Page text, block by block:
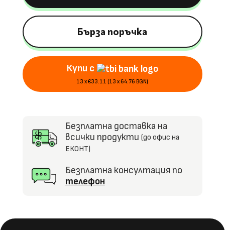
Formula
Aston
Martin,
24V5Ah,
160W,
4х4,
EVA
Бърза поръчка
Купи с
13 x €33.11 (13 x 64.76 BGN)
Безплатна доставка на
всички продукти (до офис на
ЕКОНТ)
Безплатна консултация по
телефон